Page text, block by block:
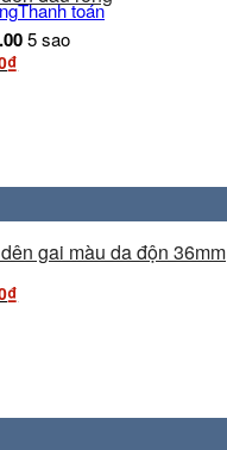
Thanh toán
5 sao
₫
gai màu da độn 36mm
₫